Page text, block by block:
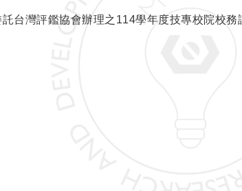
台灣評鑑協會辦理之114學年度技專校院校務